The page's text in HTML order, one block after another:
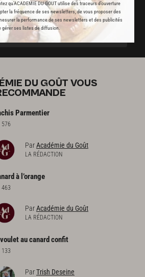
qu'ACADEMIE DU GOUT utilise des traceurs d’ouverture
la fréquence de ses newsletters, de vous proposer des
la performance de ses newsletters et des publicités
gérer ses listes de diffusion.
JE M'ABONNE
? JE ME CONNECTE
DU GOÛT VOUS
Parmentier
576
ParAcadémie du Goût
LA RÉDACTION
à l’orange
463
ParAcadémie du Goût
LA RÉDACTION
aucanard confit
133
ParTrish Deseine